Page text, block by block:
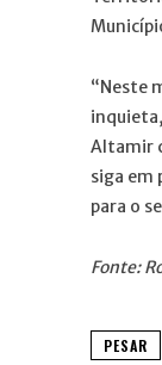
“Neste
Altamir
siga em
para o
Fonte:
PESAR